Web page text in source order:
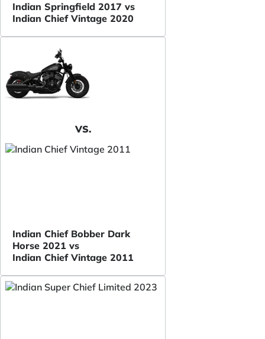
Indian Springfield 2017 vs
Indian Chief Vintage 2020
VS.
Indian Chief Bobber Dark
Horse 2021 vs
Indian Chief Vintage 2011